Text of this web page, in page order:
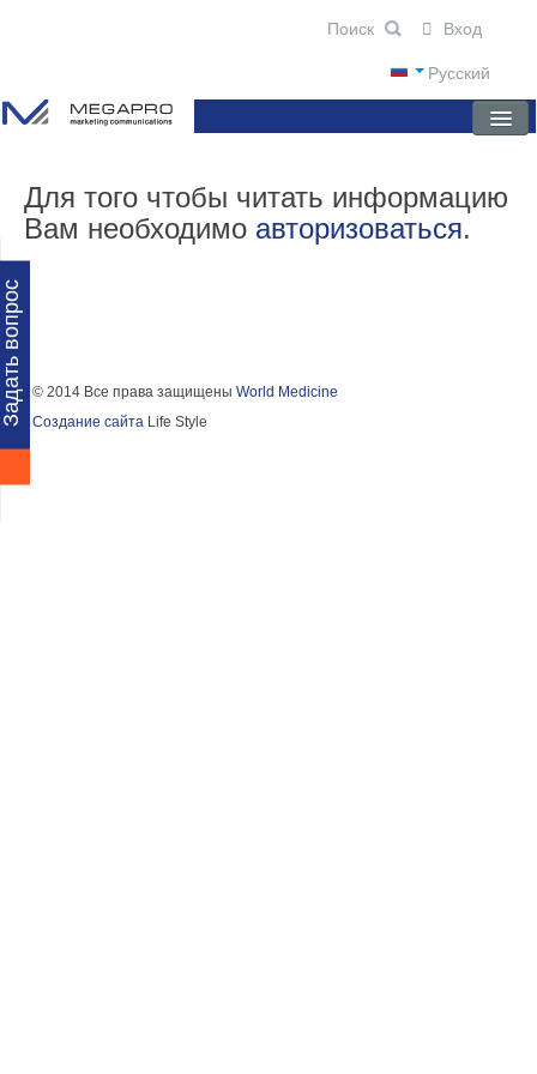
вопрос
Русский
Вход
ГЛАВНАЯ
О КОМПАНИИ
ПАРТНЕРЫ
Для того чтобы читать информацию
Вам необходимо авторизоваться.
© 2014 Все права защищеныWorld Medicine
Создание сайта Life Style